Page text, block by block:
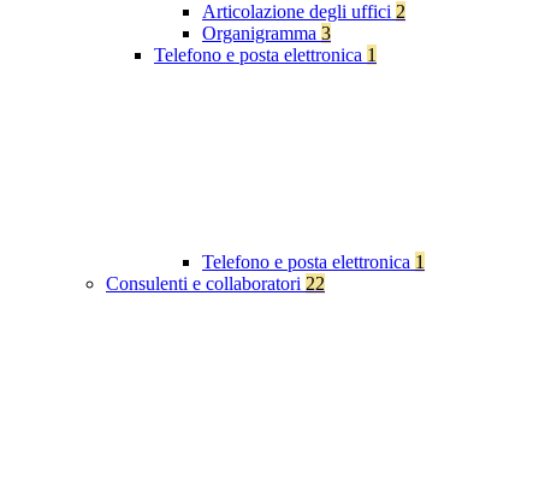
Articolazione degli uffici 2
Organigramma 3
Telefono e posta elettronica 1
Telefono e posta elettronica 1
Consulenti e collaboratori 22